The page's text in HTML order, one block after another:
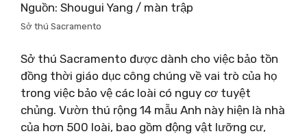
Nguồn: Shougui Yang / màn trập
Sở thú Sacramento
Sở thú Sacramento được dành cho việc bảo tồn
đồng thời giáo dục công chúng về vai trò của họ
trong việc bảo vệ các loài có nguy cơ tuyệt
chủng. Vườn thú rộng 14 mẫu Anh này hiện là nhà
của hơn 500 loài, bao gồm động vật lưỡng cư,